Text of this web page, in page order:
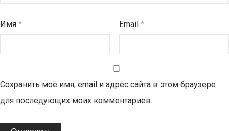
Имя * Email *
Сохранить моё имя, email и адрес сайта в этом браузере
для последующих моих комментариев.